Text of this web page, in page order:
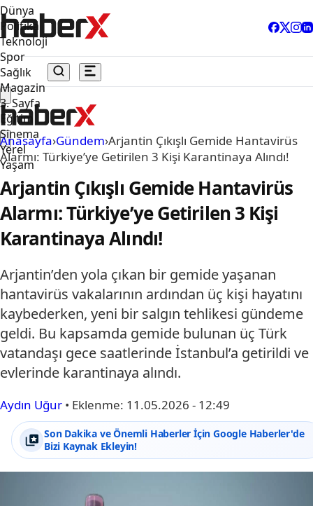
Dünya
Politika
Teknoloji
Spor
Sağlık
Magazin
3. Sayfa
Eğitim
Sinema
Yerel
Yaşam
Anasayfa›Gündem›Arjantin Çıkışlı Gemide Hantavirüs
Alarmı: Türkiye’ye Getirilen 3 Kişi Karantinaya Alındı!
Arjantin Çıkışlı Gemide Hantavirüs
Alarmı: Türkiye’ye Getirilen 3 Kişi
Karantinaya Alındı!
Arjantin’den yola çıkan bir gemide yaşanan
hantavirüs vakalarının ardından üç kişi hayatını
kaybederken, yeni bir salgın tehlikesi gündeme
geldi. Bu kapsamda gemide bulunan üç Türk
vatandaşı gece saatlerinde İstanbul’a getirildi ve
evlerinde karantinaya alındı.
Aydın Uğur • Eklenme: 11.05.2026 - 12:49
Son Dakika ve Önemli Haberler İçin Google Haberler'de
Bizi Kaynak Ekleyin!